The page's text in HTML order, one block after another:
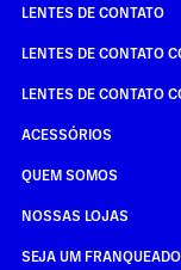
LENTES DE CONTATO
LENTES DE CONTATO
LENTES DE CONTATO
ACESSÓRIOS
QUEM SOMOS
NOSSAS LOJAS
SEJA UM FRANQUEADO